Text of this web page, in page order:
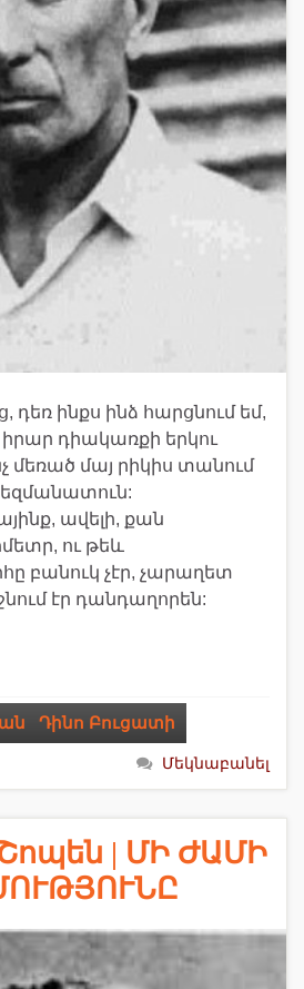
դեռ ինքս ինձ հարցնում եմ,
իրար դիակառքի երկու
մեռած մայ րիկիս տանում
ավելի, քան
ու թեև
բանուկ չէր, չարաղետ
էր դանդաղորեն:
Դինո Բուցատի
Մեկնաբանել
| ՄԻ ԺԱՄԻ